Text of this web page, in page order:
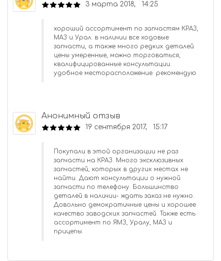
3 марта 2018, 14:25
хороший ассортимент по запчастям КРАЗ,
МАЗ и Урал. в наличии все ходовые
запчасти, а также много редких деталей.
цены умеренные, можно торговаться,
квалифицированные консультации.
удобное месторасположение. рекомендую
Анонимный отзыв
19 сентября 2017, 15:17
Покупали в этой организации не раз
запчасти на КРАЗ. Много эксклюзивных
запчастей, которых в других местах не
найти. Дают консультации о нужной
запчасти по телефону. Большинство
деталей в наличии- ждать заказ не нужно.
Довольно демократичные цены и хорошее
качество заводских запчастей. Также есть
ассортимент по ЯМЗ, Уралу, МАЗ и
прицепы.